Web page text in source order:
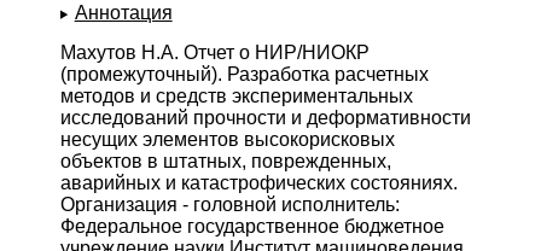
Аннотация
Махутов Н.А. Отчет о НИР/НИОКР
(промежуточный). Разработка расчетных
методов и средств экспериментальных
исследований прочности и деформативности
несущих элементов высокорисковых
объектов в штатных, поврежденных,
аварийных и катастрофических состояниях.
Организация - головной исполнитель:
Федеральное государственное бюджетное